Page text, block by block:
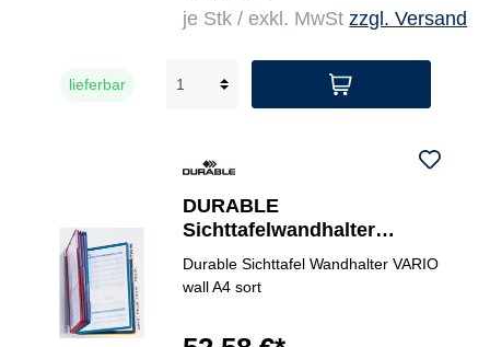
je Stk / exkl. MwStzzgl. Versand
lieferbar
DURABLE
Sichttafelwandhalter
VARIO® WALL 10
Durable Sichttafel Wandhalter VARIO
wall A4 sort